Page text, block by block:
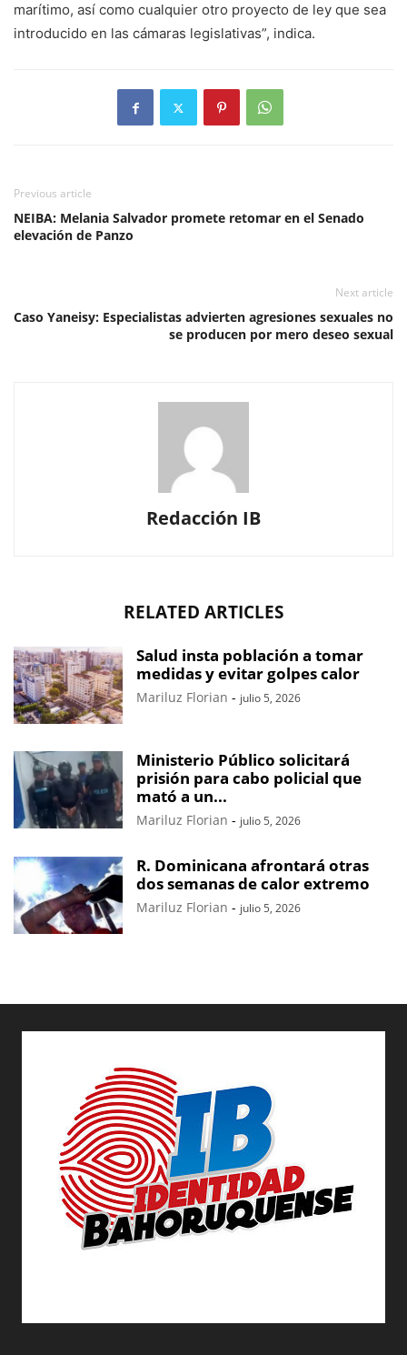
marítimo, así como cualquier otro proyecto de ley que sea
introducido en las cámaras legislativas”, indica.
Previous article
NEIBA: Melania Salvador promete retomar en el Senado
elevación de Panzo
Next article
Caso Yaneisy: Especialistas advierten agresiones sexuales no
se producen por mero deseo sexual
Redacción IB
RELATED ARTICLES
Salud insta población a tomar
medidas y evitar golpes calor
Mariluz Florian - julio 5, 2026
Ministerio Público solicitará
prisión para cabo policial que
mató a un...
Mariluz Florian - julio 5, 2026
R. Dominicana afrontará otras
dos semanas de calor extremo
Mariluz Florian - julio 5, 2026